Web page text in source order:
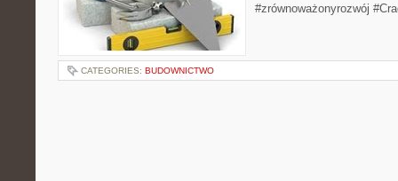
#zrównoważonyrozwój
CATEGORIES: BUDOWNICTWO